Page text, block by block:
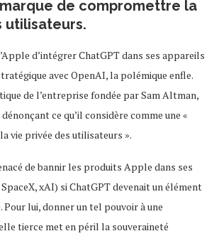
de compromettre la
utilisateurs.
d’intégrer ChatGPT dans ses appareils
avec OpenAI, la polémique enfle.
de l’entreprise fondée par Sam Altman,
ce qu’il considère comme une «
vie privée des utilisateurs ».
de bannir les produits Apple dans ses
xAI) si ChatGPT devenait un élément
lui, donner un tel pouvoir à une
tierce met en péril la souveraineté